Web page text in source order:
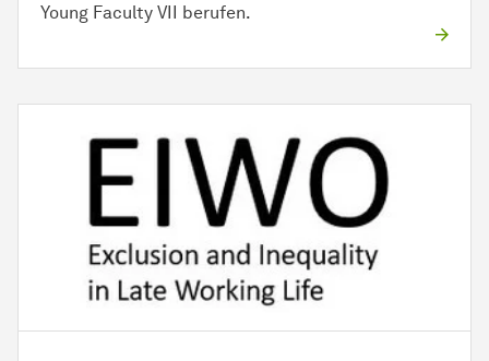
Young Faculty VII berufen.